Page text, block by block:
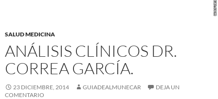
SALUD MEDICINA
ANÁLISIS CLÍNICOS DR.
CORREA GARCÍA.
23 DICIEMBRE, 2014 GUIADEALMUNECAR
DEJA UN
COMENTARIO